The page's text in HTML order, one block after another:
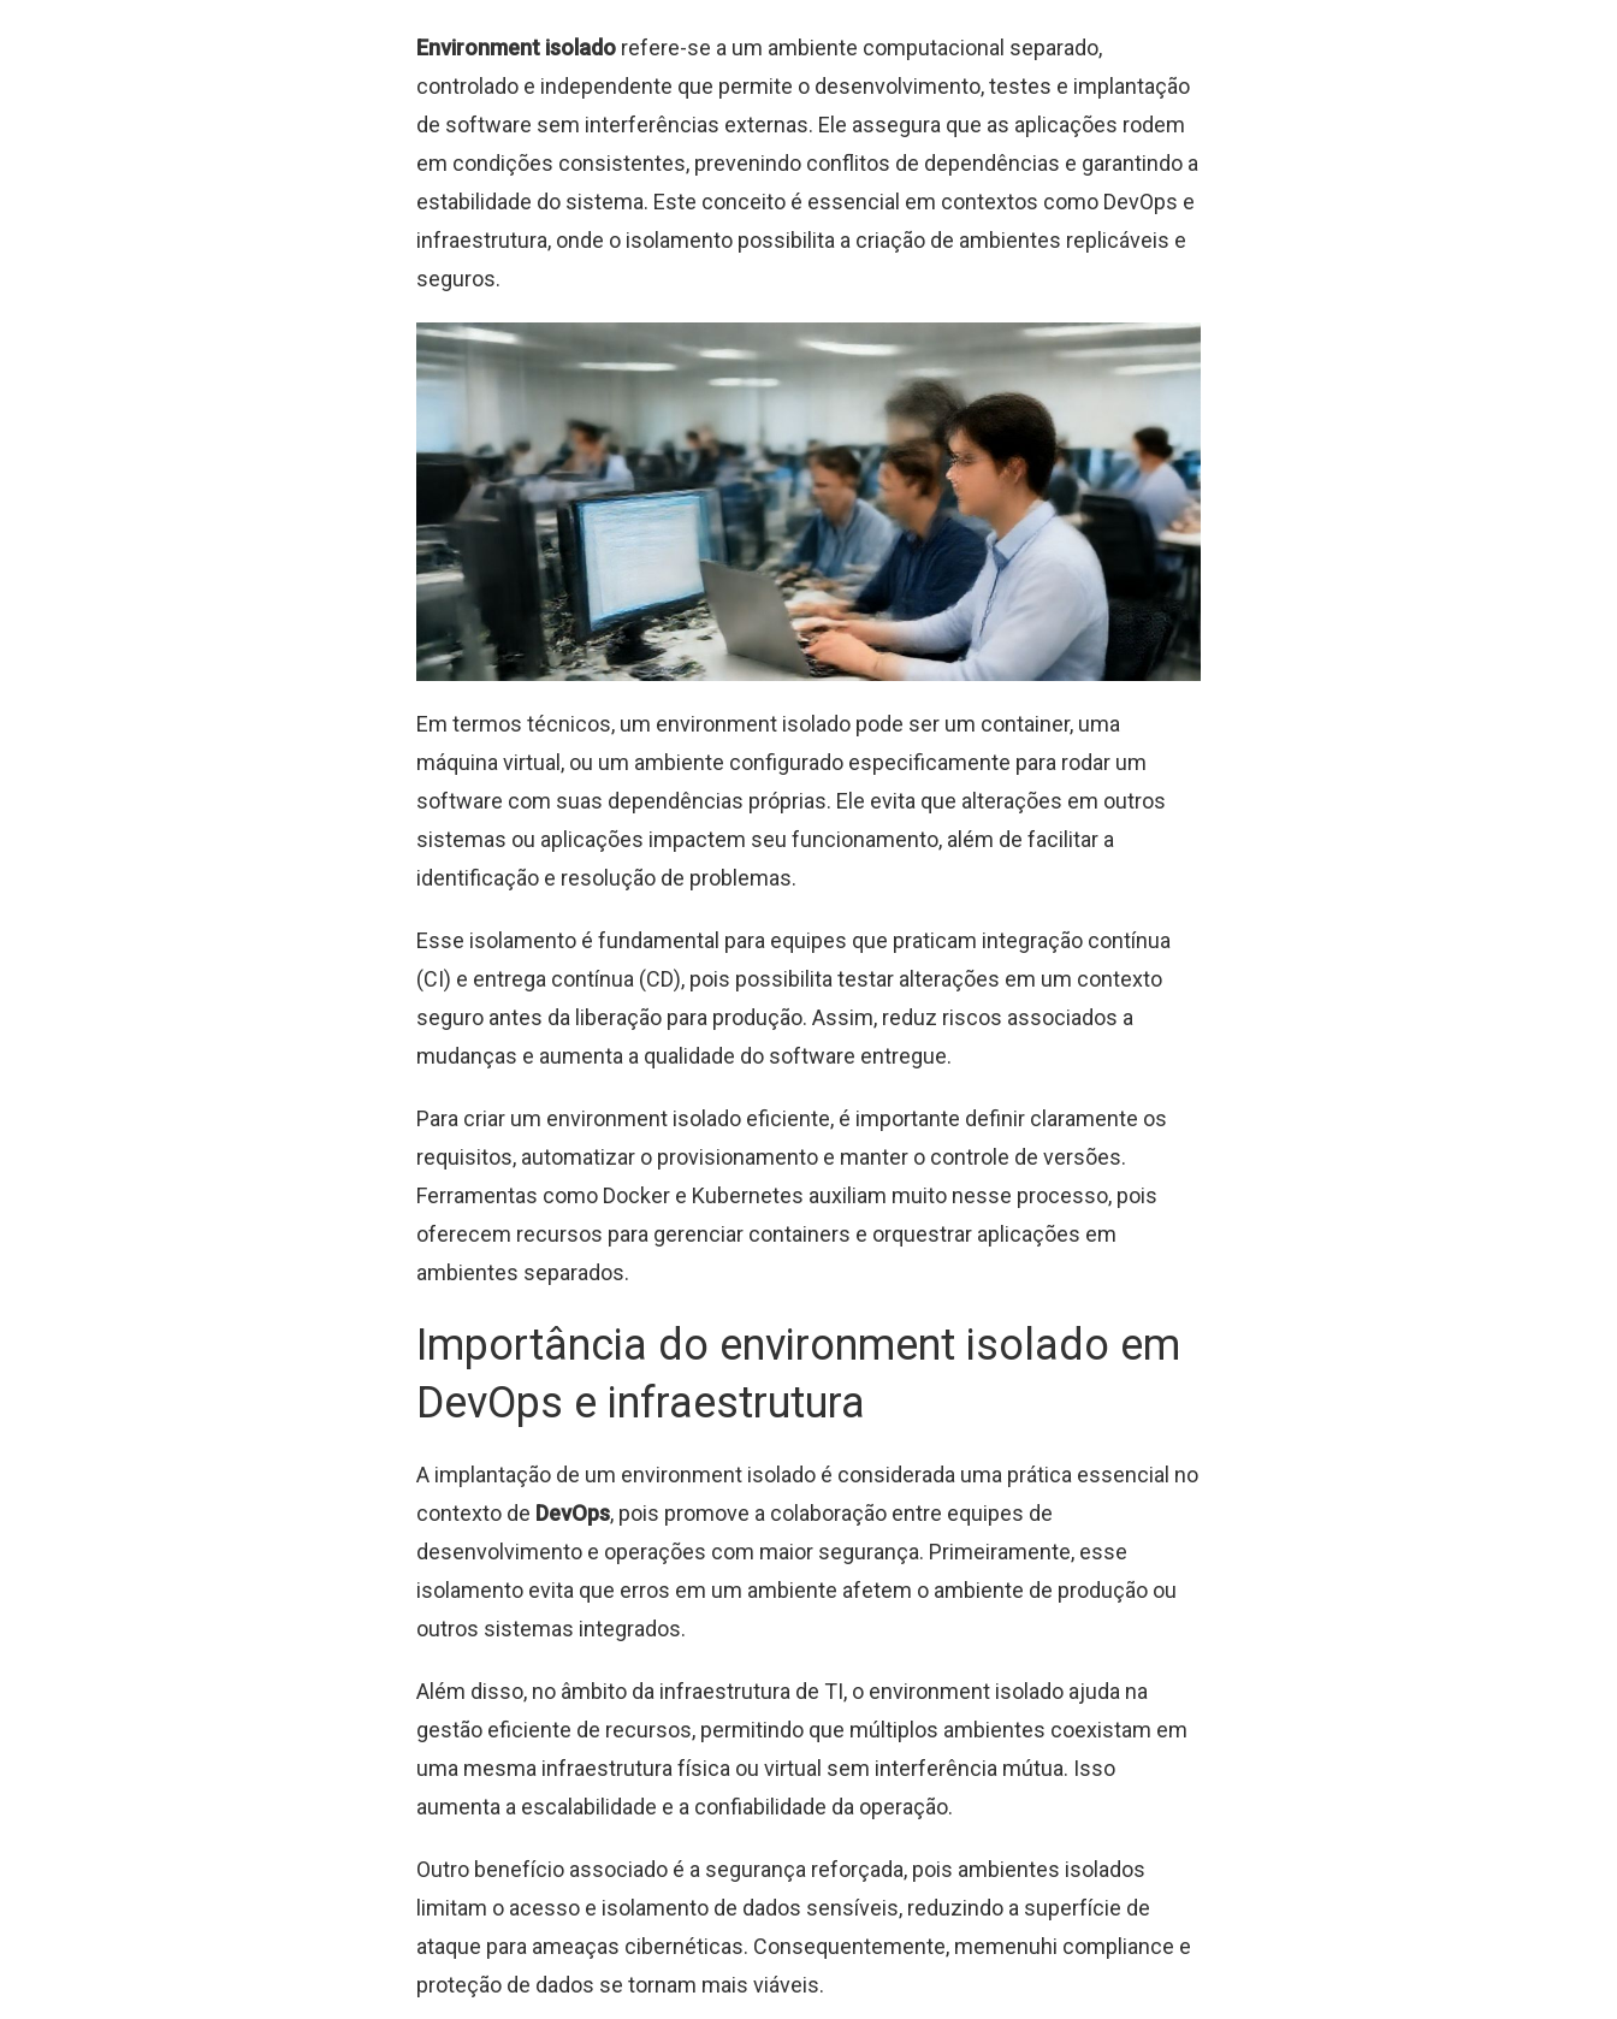
Environment isolado refere-se a um ambiente computacional separado,
controlado e independente que permite o desenvolvimento, testes e implantação
de software sem interferências externas. Ele assegura que as aplicações rodem
em condições consistentes, prevenindo conflitos de dependências e garantindo a
estabilidade do sistema. Este conceito é essencial em contextos como DevOps e
infraestrutura, onde o isolamento possibilita a criação de ambientes replicáveis e
seguros.
Em termos técnicos, um environment isolado pode ser um container, uma
máquina virtual, ou um ambiente configurado especificamente para rodar um
software com suas dependências próprias. Ele evita que alterações em outros
sistemas ou aplicações impactem seu funcionamento, além de facilitar a
identificação e resolução de problemas.
Esse isolamento é fundamental para equipes que praticam integração contínua
(CI) e entrega contínua (CD), pois possibilita testar alterações em um contexto
seguro antes da liberação para produção. Assim, reduz riscos associados a
mudanças e aumenta a qualidade do software entregue.
Para criar um environment isolado eficiente, é importante definir claramente os
requisitos, automatizar o provisionamento e manter o controle de versões.
Ferramentas como Docker e Kubernetes auxiliam muito nesse processo, pois
oferecem recursos para gerenciar containers e orquestrar aplicações em
ambientes separados.
Importância do environment isolado em
DevOps e infraestrutura
A implantação de um environment isolado é considerada uma prática essencial no
contexto de DevOps, pois promove a colaboração entre equipes de
desenvolvimento e operações com maior segurança. Primeiramente, esse
isolamento evita que erros em um ambiente afetem o ambiente de produção ou
outros sistemas integrados.
Além disso, no âmbito da infraestrutura de TI, o environment isolado ajuda na
gestão eficiente de recursos, permitindo que múltiplos ambientes coexistam em
uma mesma infraestrutura física ou virtual sem interferência mútua. Isso
aumenta a escalabilidade e a confiabilidade da operação.
Outro benefício associado é a segurança reforçada, pois ambientes isolados
limitam o acesso e isolamento de dados sensíveis, reduzindo a superfície de
ataque para ameaças cibernéticas. Consequentemente, memenuhi compliance e
proteção de dados se tornam mais viáveis.